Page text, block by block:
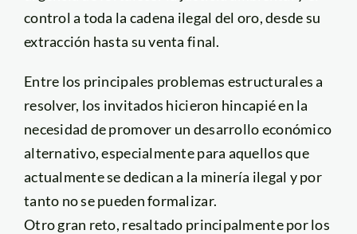
control a toda la cadena ilegal del oro, desde su
extracción hasta su venta final.
Entre los principales problemas estructurales a
resolver, los invitados hicieron hincapié en la
necesidad de promover un desarrollo económico
alternativo, especialmente para aquellos que
actualmente se dedican a la minería ilegal y por
tanto no se pueden formalizar.
Otro gran reto, resaltado principalmente por los